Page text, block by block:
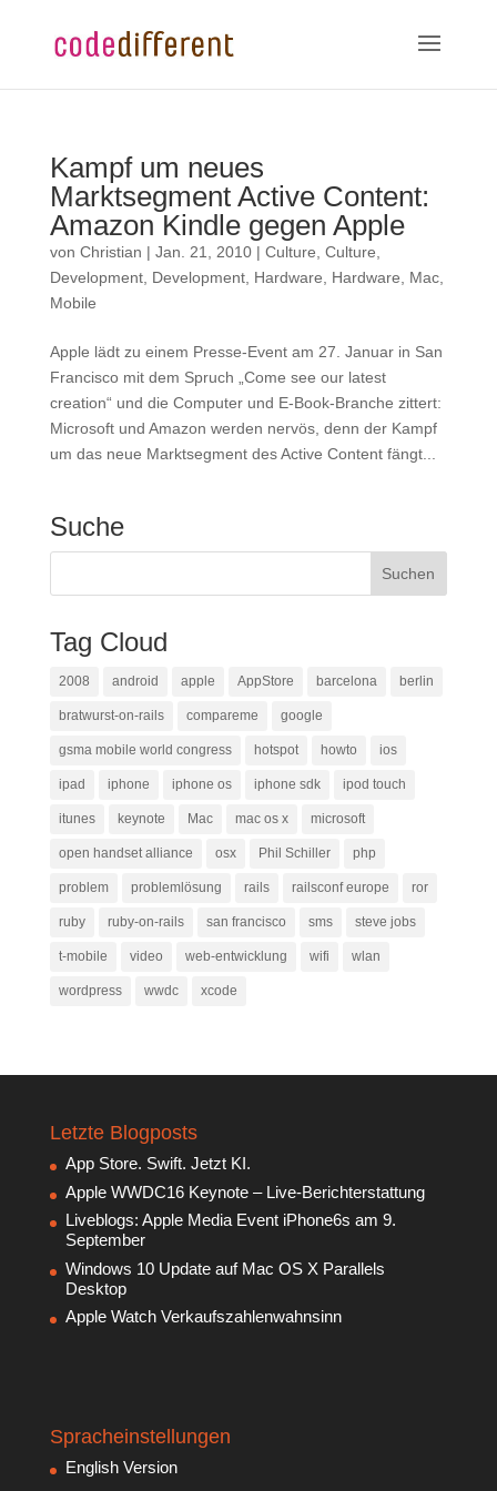
Kampf um neues
Marktsegment Active Content:
Amazon Kindle gegen Apple
von Christian | Jan. 21, 2010| Culture Culture
Development, Development, Hardware Hardware Mac,
Mobile
Apple lädt zu einem Presse-Event am 27. Januar in San
Francisco mit dem Spruch „Come see our latest
creation“ und die Computer und E-Book-Branche zittert:
Microsoft und Amazon werden nervös, denn der Kampf
um das neue Marktsegment des Active Content fängt...
Suche
Tag Cloud
2008 android apple AppStore barcelona berlin
bratwurst-on-rails compareme google
gsma mobile world congress hotspot howto ios
ipad iphone iphone os iphone sdk ipod touch
itunes keynote Mac mac os x microsoft
open handset alliance osx Phil Schiller php
problem problemlösung rails railsconf europe ror
ruby ruby-on-rails san francisco sms steve jobs
t-mobile video web-entwicklung wifi wlan
wordpress wwdc xcode
Letzte Blogposts
App Store. Swift. Jetzt KI.
Apple WWDC16 Keynote – Live-Berichterstattung
Liveblogs: Apple Media Event iPhone6s am 9.
September
Windows 10 Update auf Mac OS X Parallels
Desktop
Apple Watch Verkaufszahlenwahnsinn
Spracheinstellungen
English Version